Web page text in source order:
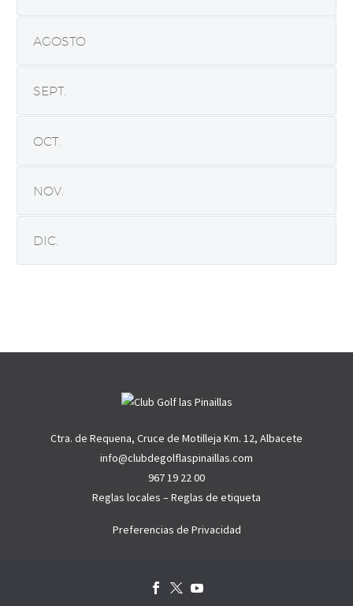
AGOSTO
SEPT.
OCT.
NOV.
DIC.
Ctra. de Requena, Cruce de Motilleja Km. 12, Albacete
info@clubdegolflaspinaillas.com
967 19 22 00
Reglas locales –Reglas de etiqueta
Preferencias de Privacidad